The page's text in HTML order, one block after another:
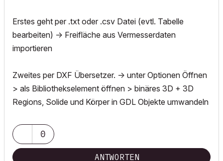
Erstes geht per .txt oder .csv Datei (evtl. Tabelle
bearbeiten) -> Freifläche aus Vermesserdaten
importieren
Zweites per DXF Übersetzer. -> unter Optionen Öffnen
> als Bibliothekselement öffnen > binäres 3D + 3D
Regions, Solide und Körper in GDL Objekte umwandeln
0
ANTWORTEN